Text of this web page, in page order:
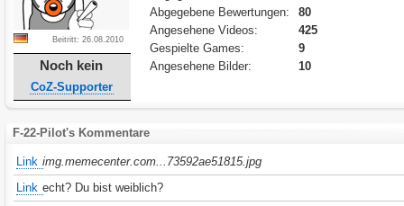
Beitritt: 26.08.2010
Noch kein
CoZ-Supporter
Abgegebene Bewertungen:
80
Angesehene Videos:
425
Gespielte Games:
9
Angesehene Bilder:
10
F-22-Pilot's Kommentare
Link img.memecenter.com...73592ae51815.jpg
Link echt? Du bist weiblich?